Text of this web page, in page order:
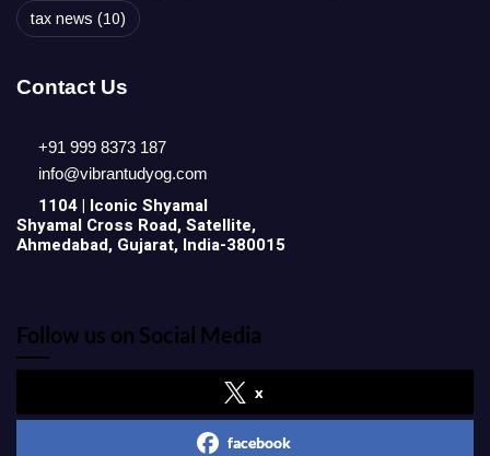
tax news (10)
Contact Us
+91 999 8373 187
info@vibrantudyog.com
1104 | Iconic Shyamal
Shyamal Cross Road, Satellite,
Ahmedabad, Gujarat, India-380015
Follow us on Social Media
x
facebook